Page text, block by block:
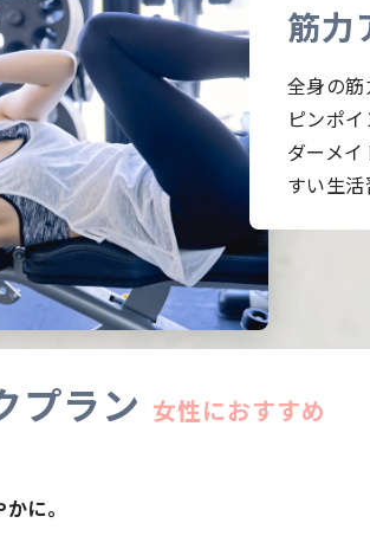
筋力
全身の
ピンポ
ダーメ
すい生
プラン 女性におすすめ
に。